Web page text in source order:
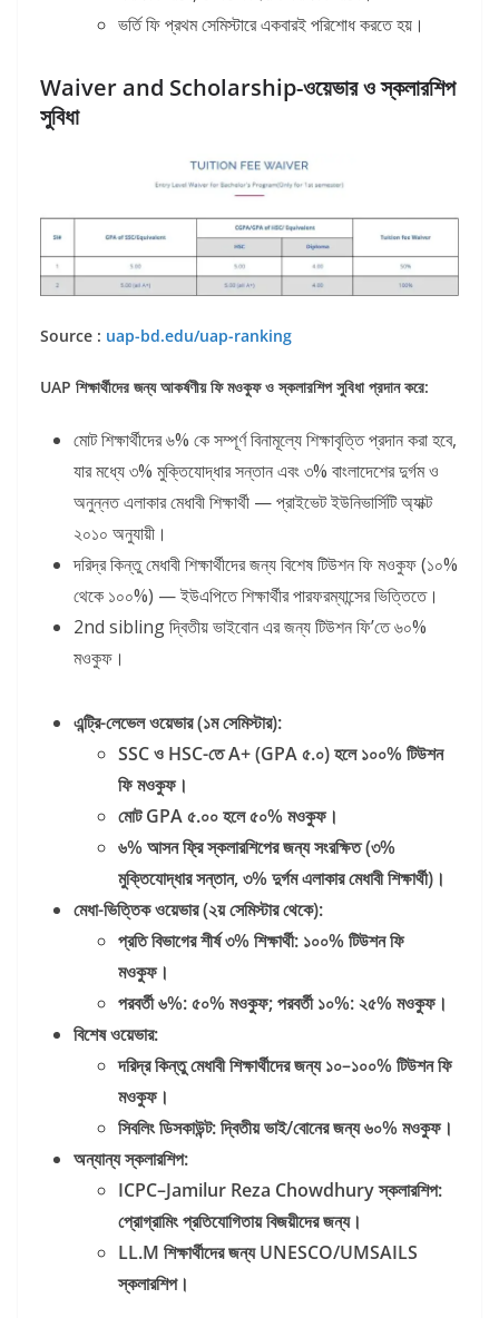
ভর্তি ফি প্রথম সেমিস্টারে একবারই পরিশোধ করতে হয়।
Waiver and Scholarship-ওয়েভারওস্কলারশিপ
সুবিধা
Source : uap-bd.edu/uap-ranking
UAP শিক্ষার্থীদের জন্যআকর্ষণীয়ফিমওকুফওস্কলারশিপসুবিধাপ্রদানকরে:
মোট শিক্ষার্থীদের ৬% কে সম্পূর্ণ বিনামূল্যে শিক্ষাবৃত্তি প্রদান করা হবে,
যার মধ্যে ৩% মুক্তিযোদ্ধার সন্তান এবং ৩% বাংলাদেশের দুর্গম ও
অনুন্নত এলাকার মেধাবী শিক্ষার্থী — প্রাইভেট ইউনিভার্সিটি অ্যাক্ট
২০১০ অনুযায়ী।
দরিদ্র কিন্তু মেধাবী শিক্ষার্থীদের জন্য বিশেষ টিউশন ফি মওকুফ (১০%
থেকে ১০০%) — ইউএপিতে শিক্ষার্থীর পারফরম্যান্সের ভিত্তিতে।
2nd sibling দ্বিতীয় ভাইবোন এর জন্য টিউশন ফি’তে ৬০%
মওকুফ।
এন্ট্রি-লেভেলওয়েভার (১মসেমিস্টার):
SSCও HSC-তে A+ (GPA৫.০)হলে১০০%টিউশন
ফিমওকুফ।
মোট GPA৫.০০হলে৫০%মওকুফ।
৬%আসনফ্রিস্কলারশিপেরজন্যসংরক্ষিত (৩%
মুক্তিযোদ্ধারসন্তান,৩%দুর্গমএলাকারমেধাবীশিক্ষার্থী) ।
মেধা-ভিত্তিকওয়েভার (২য়সেমিস্টারথেকে):
প্রতিবিভাগেরশীর্ষ৩%শিক্ষার্থী: ১০০%টিউশনফি
মওকুফ।
পরবর্তী৬%:৫০%মওকুফ;পরবর্তী১০%:২৫%মওকুফ।
বিশেষওয়েভার:
দরিদ্রকিন্তুমেধাবীশিক্ষার্থীদেরজন্য১০–১০০%টিউশনফি
মওকুফ।
সিবলিংডিসকাউন্ট:দ্বিতীয়ভাই/বোনেরজন্য৬০%মওকুফ।
অন্যান্যস্কলারশিপ:
ICPC–Jamilur Reza Chowdhuryস্কলারশিপ:
প্রোগ্রামিংপ্রতিযোগিতায়বিজয়ীদেরজন্য।
LL.M শিক্ষার্থীদেরজন্য UNESCO/UMSAILS
স্কলারশিপ।